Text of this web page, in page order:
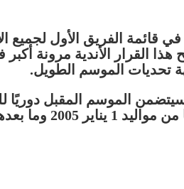
بـقيد 35 لاعبًا في قائمة الفريق
هذا القرار الأندية مرونة أكبر
تحديات الموسم الطويل.
الموسم المقبل دوريًا
(الرديف). يُسمح بقيد 25